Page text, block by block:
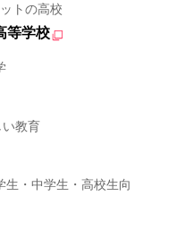
トの高校
等学校
教育
生・中学生・高校生向